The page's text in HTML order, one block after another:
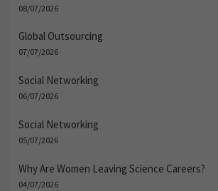
08/07/2026
Global Outsourcing
07/07/2026
Social Networking
06/07/2026
Social Networking
05/07/2026
Why Are Women Leaving Science Careers?
04/07/2026